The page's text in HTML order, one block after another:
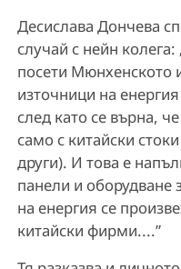
Десислава Дончева
случай с нейн
посети Мюнхенското
източници на
след като се върна,
само с китайски
други). И това е
панели и оборудване
на енергия се
китайски фирми....”